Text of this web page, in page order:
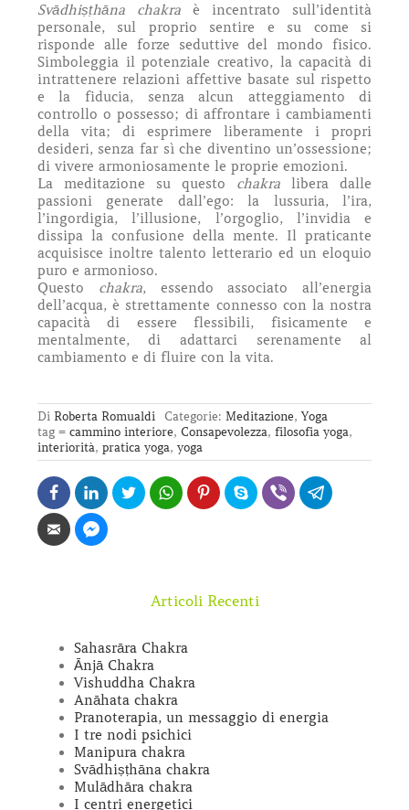
Svādhiṣṭhāna chakra è incentrato sull’identità
personale, sul proprio sentire e su come si
risponde alle forze seduttive del mondo fisico.
Simboleggia il potenziale creativo, la capacità di
intrattenere relazioni affettive basate sul rispetto
e la fiducia, senza alcun atteggiamento di
controllo o possesso; di affrontare i cambiamenti
della vita; di esprimere liberamente i propri
desideri, senza far sì che diventino un’ossessione;
di vivere armoniosamente le proprie emozioni.
La meditazione su questo chakra libera dalle
passioni generate dall’ego: la lussuria, l’ira,
l’ingordigia, l’illusione, l’orgoglio, l’invidia e
dissipa la confusione della mente. Il praticante
acquisisce inoltre talento letterario ed un eloquio
puro e armonioso.
Questo chakra, essendo associato all’energia
dell’acqua, è strettamente connesso con la nostra
capacità di essere flessibili, fisicamente e
mentalmente, di adattarci serenamente al
cambiamento e di fluire con la vita.
Di Roberta Romualdi Categorie: Meditazione,Yoga
tag = cammino interiore, Consapevolezza, filosofia yoga,
interiorità, pratica yoga,yoga
Articoli Recenti
Sahasrāra Chakra
Ānjā Chakra
Vishuddha Chakra
Anāhata chakra
Pranoterapia, un messaggio di energia
I tre nodi psichici
Manipura chakra
Svādhiṣṭhāna chakra
Mulādhāra chakra
I centri energetici